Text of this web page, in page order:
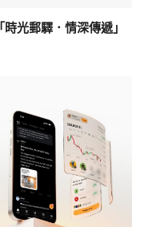
光郵驛．情深傳遞」